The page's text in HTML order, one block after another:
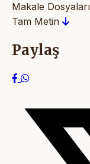
Makale Dosyaları
Tam Metin
Paylaş